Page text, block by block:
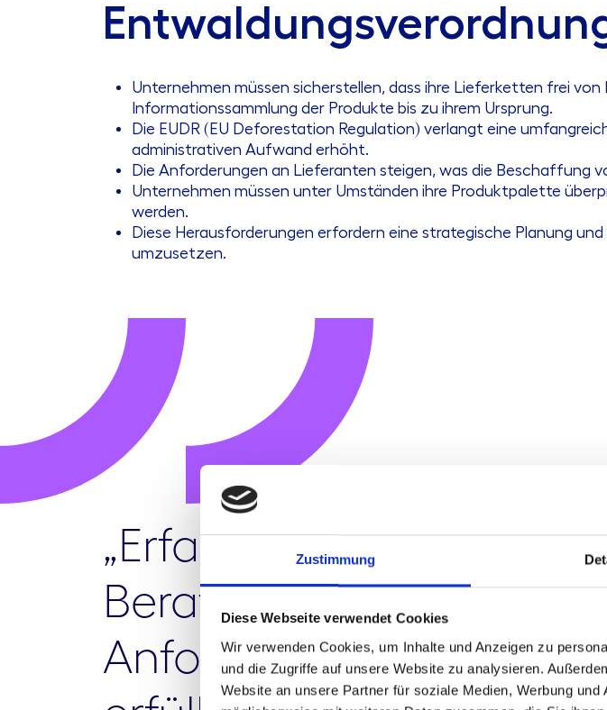
Zustimmung
Diese Webseite verwendet Cookies
Wir verwenden Cookies, um Inhalte und Anzeigen zu
und die Zugriffe auf unsere Website zu analysieren.
Website an unsere Partner für soziale Medien, Werbung
Unternehmen müssen sicherstellen, dass ihre Lieferketten frei
Informationssammlung der Produkte bis zu ihrem Ursprung.
Die EUDR (EU Deforestation Regulation) verlangt eine
administrativen Aufwand erhöht.
Die Anforderungen an Lieferanten steigen, was die Beschaffung
Unternehmen müssen unter Umständen ihre Produktpalette
werden.
Diese Herausforderungen erfordern eine strategische Planung
umzusetzen.
„Erfahren Sie, wie
Beratungsleistungen
Anforderungen der